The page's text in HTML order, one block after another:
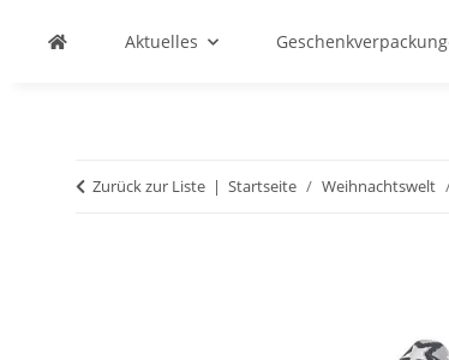
Aktuelles
Zurück zur Liste Startseite Weihnachtswelt